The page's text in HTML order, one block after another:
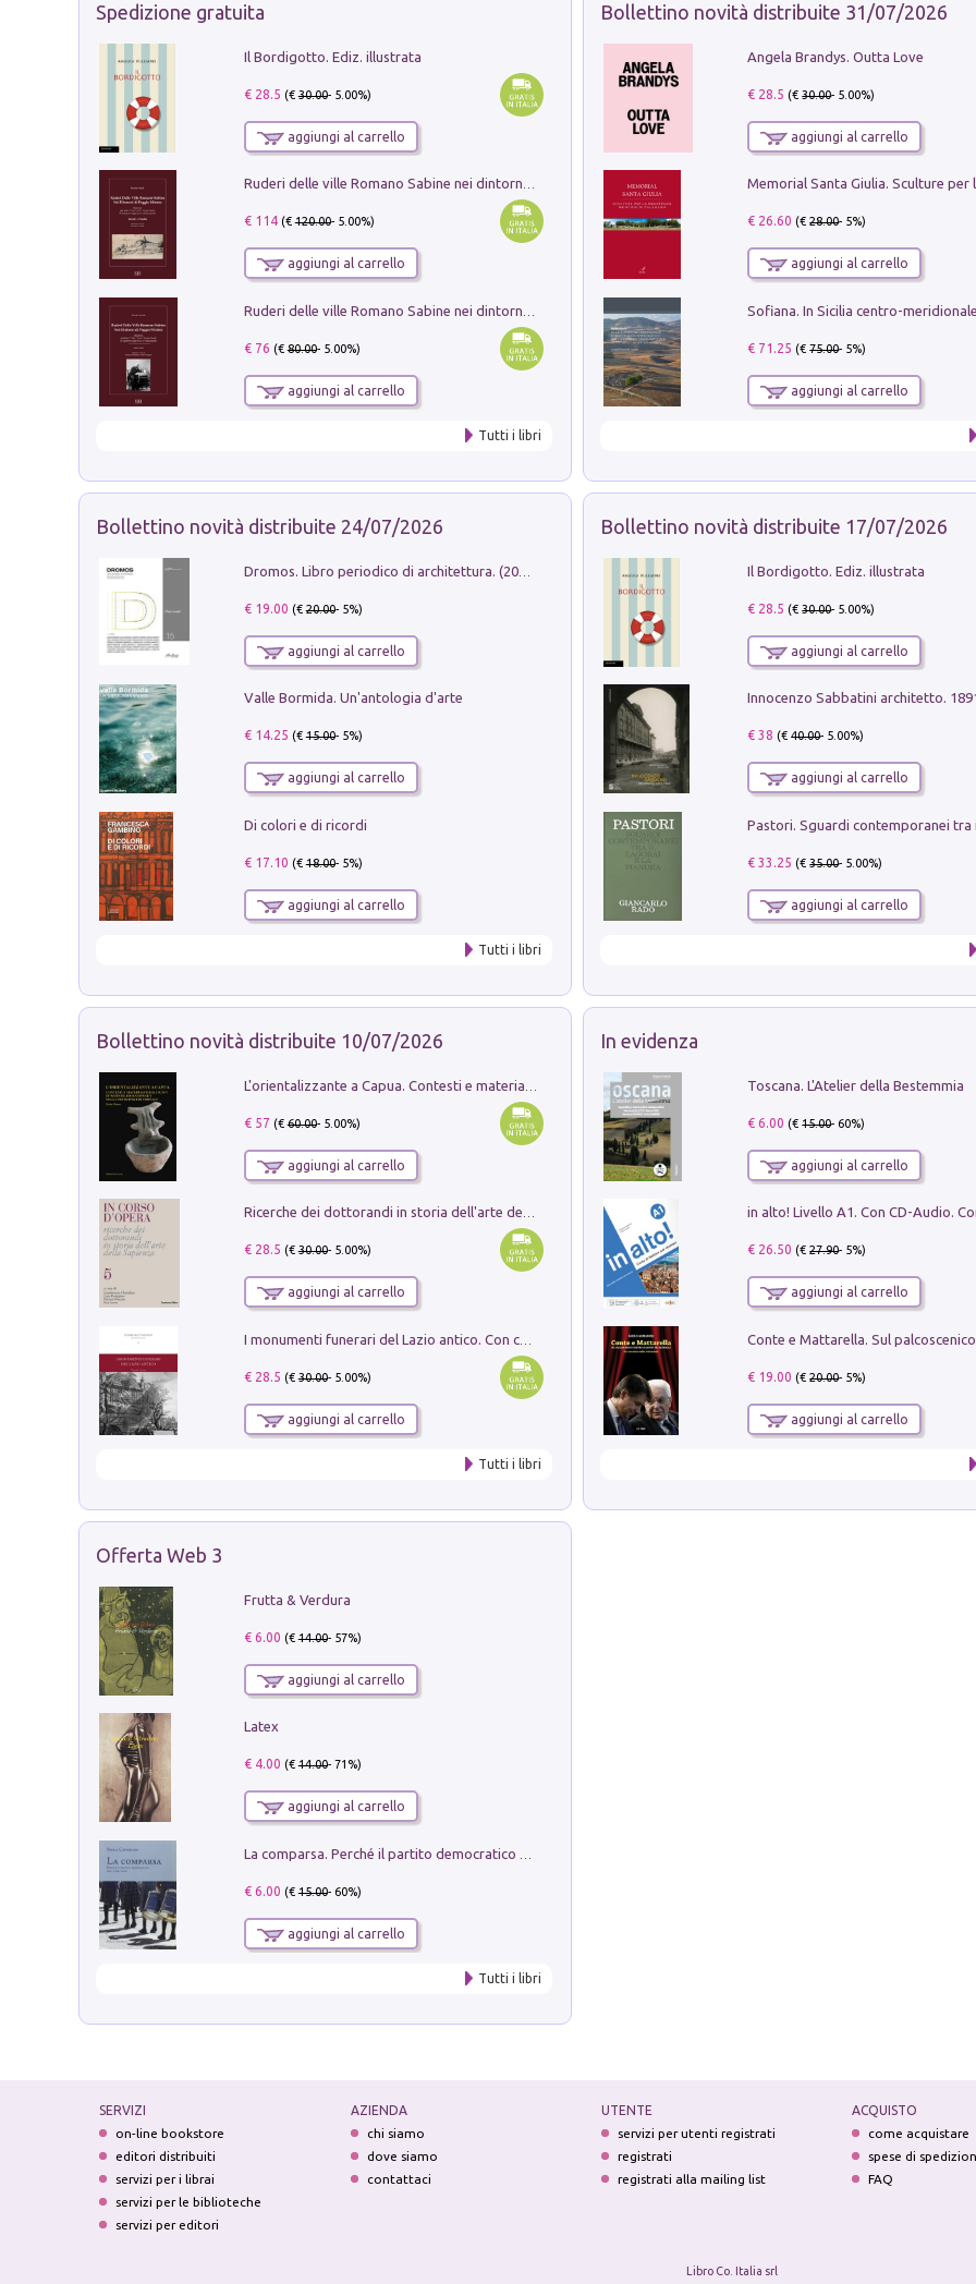
Spedizione gratuita
Il Bordigotto. Ediz. illustrata
€ 28.5 (€30.00- 5.00%)
aggiungi al carrello
Ruderi delle ville Romano Sabine nei dintorni di Poggio Mirteto. Illustrati dal dott.re prof.re cav.re Ercole Nardi regio ispettore degli scavi e monumenti. Anno 1885. Tavole e studio. Con 25 tavole fuori testo in cartella editoriale
€ 114(€120.00- 5.00%)
aggiungi al carrello
€ 76 (€80.00- 5.00%)
aggiungi al carrello
Tutti i libri
Bollettino novità distribuite 31/07/2026
Angela Brandys. Outta Love
€ 28.5 (€30.00- 5.00%)
aggiungi al carrello
€ 26.60 (€28.00- 5%)
aggiungi al carrello
€ 71.25 (€75.00- 5%)
aggiungi al carrello
Bollettino novità distribuite 24/07/2026
Dromos. Libro periodico di architettura. (2026). Vol. 15: Post-model
€ 19.00 (€20.00- 5%)
aggiungi al carrello
Valle Bormida. Un'antologia d'arte
€ 14.25 (€15.00- 5%)
aggiungi al carrello
Di colori e di ricordi
€ 17.10 (€18.00- 5%)
aggiungi al carrello
Tutti i libri
Bollettino novità distribuite 17/07/2026
Il Bordigotto. Ediz. illustrata
€ 28.5 (€30.00- 5.00%)
aggiungi al carrello
Innocenzo Sabbatini architetto.
€ 38 (€40.00- 5.00%)
aggiungi al carrello
€ 33.25 (€35.00- 5.00%)
aggiungi al carrello
Bollettino novità distribuite 10/07/2026
€ 57 (€60.00- 5.00%)
aggiungi al carrello
Ricerche dei dottorandi in storia dell'arte della Sapienza
€ 28.5 (€30.00- 5.00%)
aggiungi al carrello
I monumenti funerari del Lazio antico. Con cartella con tavole
€ 28.5 (€30.00- 5.00%)
aggiungi al carrello
Tutti i libri
In evidenza
Toscana. L'Atelier della Bestemmia
€ 6.00 (€15.00- 60%)
aggiungi al carrello
€ 26.50 (€27.90- 5%)
aggiungi al carrello
€ 19.00 (€20.00- 5%)
aggiungi al carrello
Offerta Web 3
Frutta & Verdura
€ 6.00 (€14.00- 57%)
aggiungi al carrello
Latex
€ 4.00 (€14.00- 71%)
aggiungi al carrello
€ 6.00 (€15.00- 60%)
aggiungi al carrello
Tutti i libri
SERVIZI
on-line bookstore
editori distribuiti
servizi per i librai
servizi per le biblioteche
servizi per editori
AZIENDA
chi siamo
dove siamo
contattaci
UTENTE
servizi per utenti registrati
registrati
registrati alla mailing list
ACQUISTO
come acquistare
spese di
FAQ
Libro Co. Italia srl